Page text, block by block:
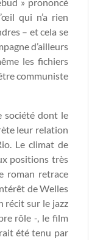
qui n’a rien
– et cela se
d’ailleurs
les fichiers
communiste
société dont le
leur relation
Le climat de
positions très
roman retrace
de Welles
récit sur le jazz
rôle -, le film
été tenu par